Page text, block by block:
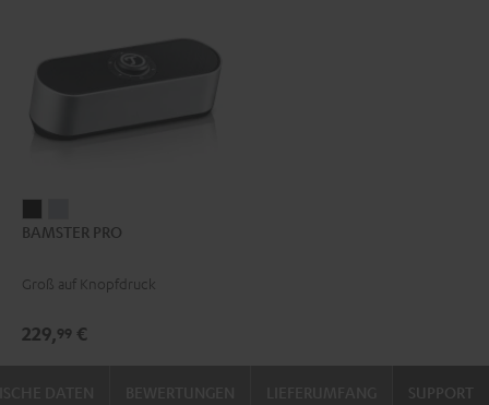
PROPRO
BAMSTER PRO
Groß auf Knopfdruck
229,99 €
SUPPORT